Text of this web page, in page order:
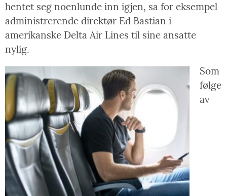
hentet seg noenlunde inn igjen, sa for eksempel
administrerende direktør Ed Bastian i
amerikanske Delta Air Lines til sine ansatte
nylig.
Som
følge
av